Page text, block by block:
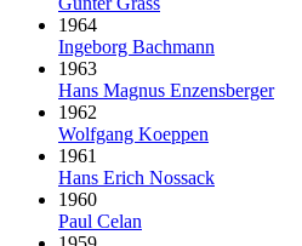
1964
Ingeborg Bachmann
1963
Hans Magnus Enzensberger
1962
Wolfgang Koeppen
1961
Hans Erich Nossack
1960
Paul Celan